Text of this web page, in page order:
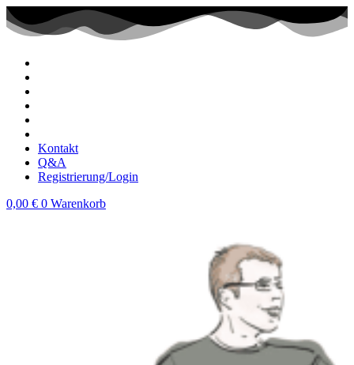
Zum
Inhalt
wechseln
Kontakt
Q&A
Registrierung/Login
0,00 € 0 Warenkorb